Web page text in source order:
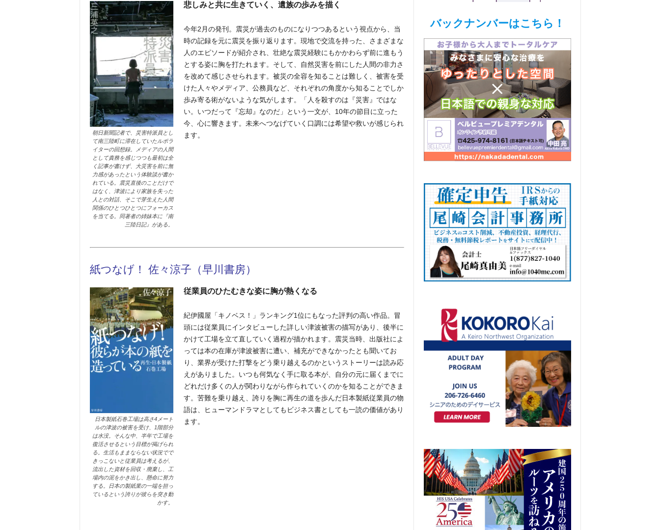
朝日新聞記者で、災害特派員とし
て南三陸町に滞在していたルポラ
イターの回想録。メディアの人間
として責務を感じつつも最初は全
く記事が書けず、大災害を前に無
力感があったという体験談が書か
れている。震災直後のことだけで
はなく、津波により家族を失った
人との対話、そこで芽生えた人間
関係のひとつひとつにフォーカス
を当てる。同著者の姉妹本に『南
三陸日記』がある。
悲しみと共に生きていく、 遺族の歩みを描く
今年2月の発刊。震災が過去のものになりつつあるという視点から、当
時の記録を元に震災を振り返ります。現地で交流を持った、さまざまな
人のエピソードが紹介され、壮絶な震災経験にもかかわらず前に進もう
とする姿に胸を打たれます。そして、自然災害を前にした人間の非力さ
を改めて感じさせられます。被災の全容を知ることは難しく、被害を受
けた人々やメディア、公務員など、それぞれの角度から知ることでしか
歩み寄る術がないような気がします。「人を殺すのは『災害』ではな
い。いつだって『忘却』なのだ」という一文が、10年の節目に立った
今、心に響きます。未来へつなげていく口調には希望や救いが感じられ
ます。
紙つなげ！ 佐々涼子（早川書房）
日本製紙石巻工場は高さ4メート
ルの津波の被害を受け、1階部分
は水没。そんな中、半年で工場を
復活させるという目標が掲げられ
る。生活もままならない状況でで
きっこないと従業員は考えるが、
流出した資材を回収・廃棄し、工
場内の泥をかき出し、懸命に努力
する。日本の製紙業の一端を担っ
ているという誇りが彼らを突き動
かす。
従業員のひたむきな姿に胸が熱くなる
紀伊國屋「キノベス！」ランキング1位にもなった評判の高い作品。冒
頭には従業員にインタビューした詳しい津波被害の描写があり、後半に
かけて工場を立て直していく過程が描かれます。震災当時、出版社によ
っては本の在庫が津波被害に遭い、補充ができなかったとも聞いてお
り、業界が受けた打撃をどう乗り越えるのかというストーリーは読み応
えがありました。いつも何気なく手に取る本が、自分の元に届くまでに
どれだけ多くの人が関わりながら作られていくのかを知ることができま
す。苦難を乗り越え、誇りを胸に再生の道を歩んだ日本製紙従業員の物
語は、ヒューマンドラマとしてもビジネス書としても一読の価値があり
ます。
バックナンバーはこちら！